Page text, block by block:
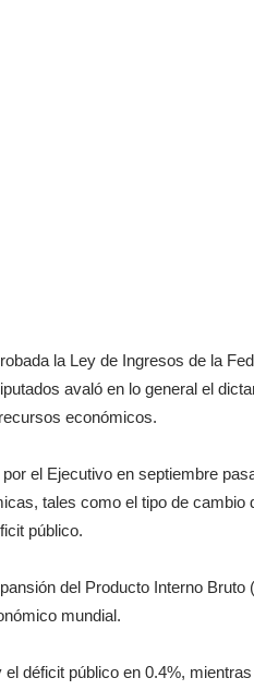
la Ley de Ingresos de la
avaló en lo general el
económicos.
el Ejecutivo en septiembre
tales como el tipo de cambio
público.
del Producto Interno Bruto
mundial.
déficit público en 0.4%,